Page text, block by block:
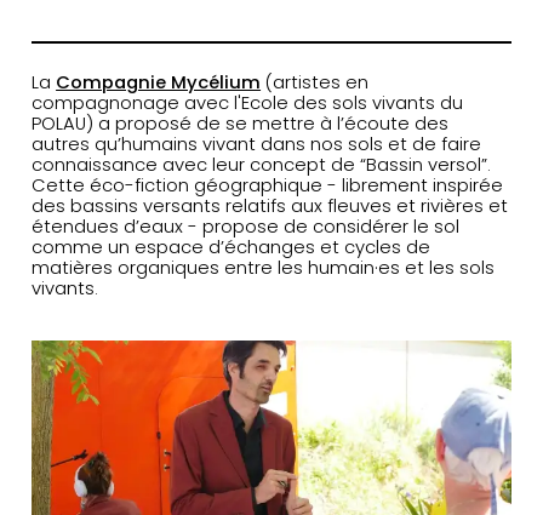
La Compagnie Mycélium (artistes en
compagnonage avec l'Ecole des sols vivants du
POLAU) a proposé de se mettre à l’écoute des
autres qu’humains vivant dans nos sols et de faire
connaissance avec leur concept de “Bassin versol”.
Cette éco-fiction géographique - librement inspirée
des bassins versants relatifs aux fleuves et rivières et
étendues d’eaux - propose de considérer le sol
comme un espace d’échanges et cycles de
matières organiques entre les humain·es et les sols
vivants.